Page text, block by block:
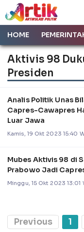
HOME
Aktivis 98
Presiden
Analis Politik Unas
Capres-Cawapres
Luar Jawa
Kamis, 19 Okt 2023 15:40
Mubes Aktivis 98 di
Prabowo Jadi
Minggu, 15 Okt 2023 13:01
Previous 1